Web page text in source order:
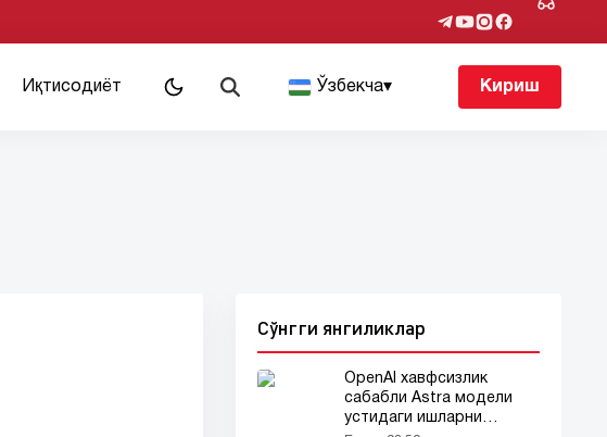
Иқтисодиёт Ўзбекча▾ Кириш
Сўнгги янгиликлар
OpenAI хавфсизлик
сабабли Astra модели
устидаги ишларни